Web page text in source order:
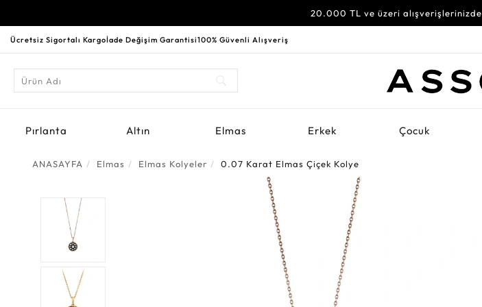
20.000 TL ve üzeri alışverişlerinizde
Ücretsiz Sigortalı Kargoİade Değişim Garantisi100% Güvenli Alışveriş
Pırlanta Altın Elmas Erkek Çocuk
ANASAYFA Elmas Elmas Kolyeler 0.07 Karat Elmas Çiçek Kolye